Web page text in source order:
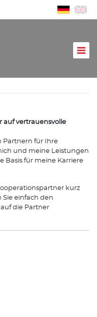
auf vertrauensvolle
Partnern für Ihre
und meine Leistungen
Basis für meine Karriere
kurz
einfach den
die Partner